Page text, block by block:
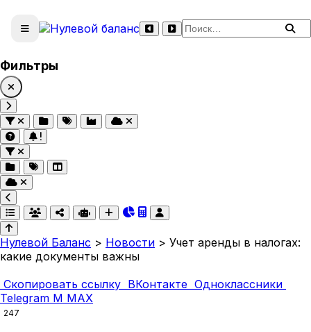
Поиск по сайту
Фильтры
Нулевой Баланс > Новости > Учет аренды в налогах:
какие документы важны
Скопировать ссылку ВКонтакте Одноклассники
Telegram M MAX
247